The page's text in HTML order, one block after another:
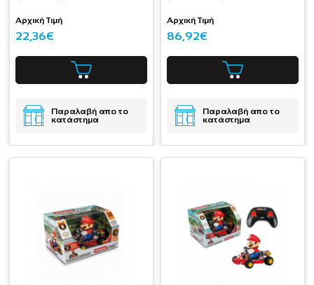
Αρχική Τιμή
22,36€
Παραλαβή απο το
κατάστημα
Αρχική Τιμή
86,92€
Παραλαβή απο το
κατάστημα